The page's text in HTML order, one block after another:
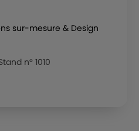
sur-mesure & Design
n° 1010